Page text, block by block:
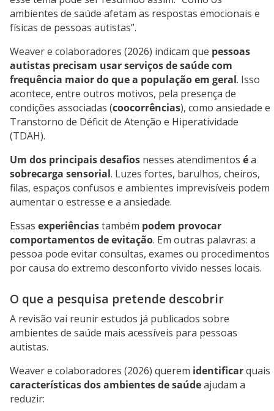
ambientes de saúde afetam as respostas emocionais e
físicas de pessoas autistas”.
Weaver e colaboradores (2026) indicam que pessoas
autistas precisam usar serviços de saúde com
frequência maior do que a população em geral. Isso
acontece, entre outros motivos, pela presença de
condições associadas (coocorrências), como ansiedade e
Transtorno de Déficit de Atenção e Hiperatividade
(TDAH).
Um dos principais desafios nesses atendimentos éa
sobrecarga sensorial. Luzes fortes, barulhos, cheiros,
filas, espaços confusos e ambientes imprevisíveis podem
aumentar o estresse e a ansiedade.
Essas experiênciastambém podem provocar
comportamentos deevitação. Em outras palavras: a
pessoa pode evitar consultas, exames ou procedimentos
por causa do extremo desconforto vivido nesses locais.
O que a pesquisa pretende descobrir
A revisão vai reunir estudos já publicados sobre
ambientes de saúde mais acessíveis para pessoas
autistas.
Weaver e colaboradores (2026) querem identificarquais
características dos ambientes de saúdeajudam a
reduzir: